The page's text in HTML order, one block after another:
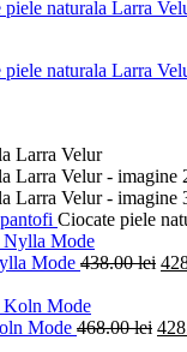
Ciocate piele
Mode 438.00lei
Mode 468.00lei